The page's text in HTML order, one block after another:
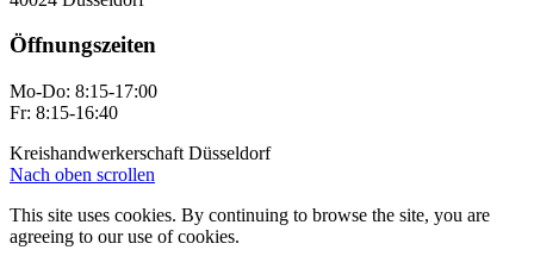
Öffnungszeiten
Mo-Do: 8:15-17:00
Fr: 8:15-16:40
Kreishandwerkerschaft Düsseldorf
Nach oben scrollen
This site uses cookies. By continuing to browse the site, you are
agreeing to our use of cookies.